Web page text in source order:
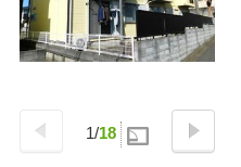
1/18